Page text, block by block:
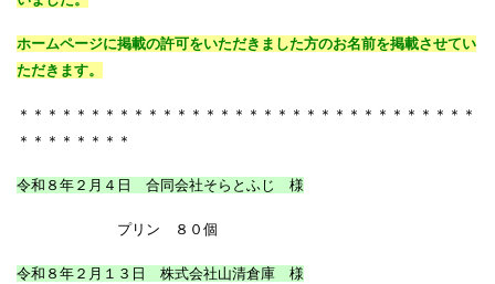
ホームページに掲載の許可をいただきました方のお名前を掲載させてい
ただきます。
＊＊＊＊＊＊＊＊＊＊＊＊＊＊＊＊＊＊＊＊＊＊＊＊＊＊＊＊＊＊＊＊
＊＊＊＊＊＊＊＊
令和８年２月４日 合同会社そらとふじ 様
プリン ８０個
令和８年２月１３日 株式会社山清倉庫 様